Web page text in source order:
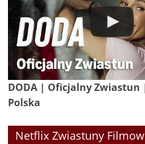
DODA | Oficjalny Zwiastun
Polska
Netflix Zwiastuny